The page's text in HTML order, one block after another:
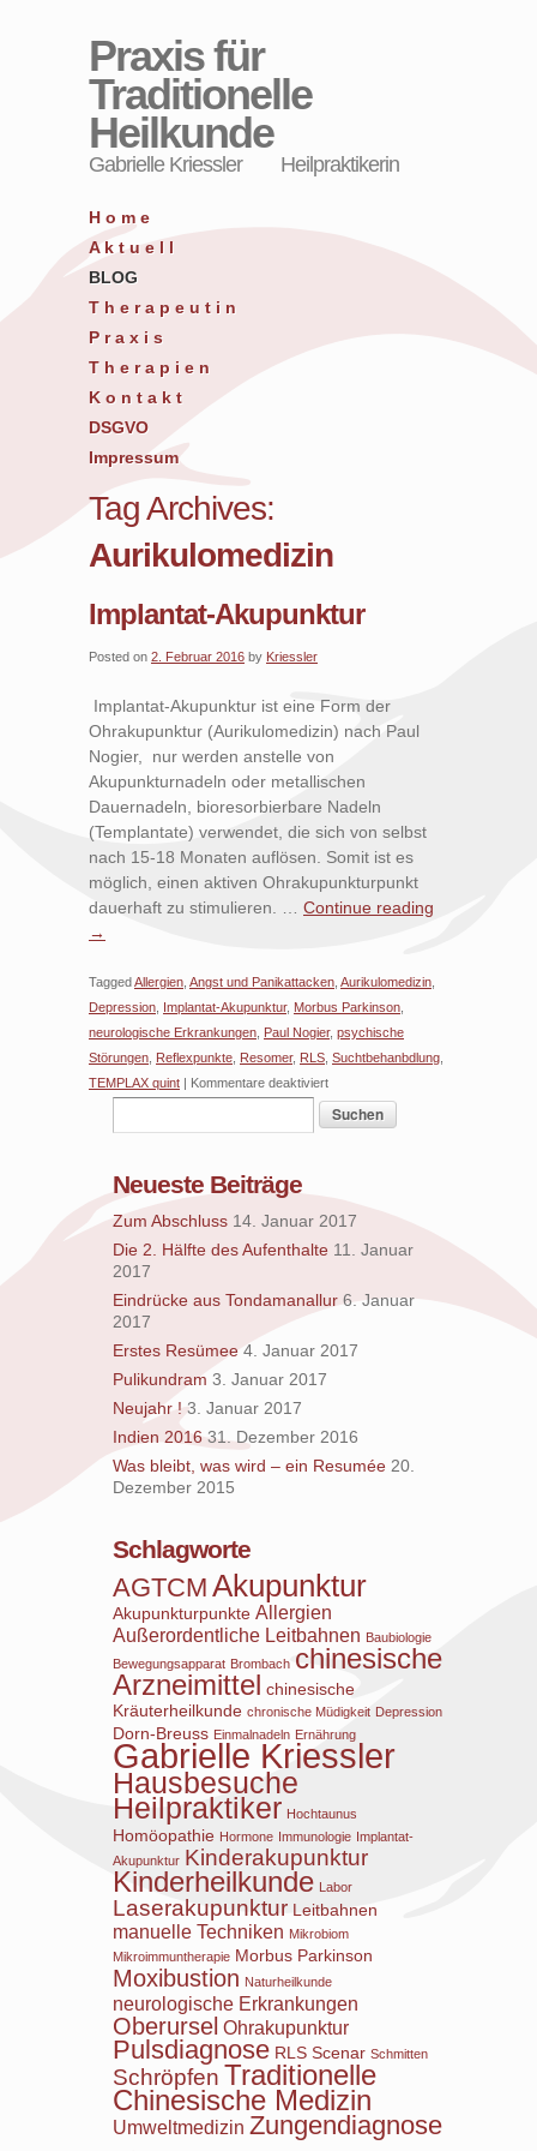
Praxis für
Traditionelle
Heilkunde
Gabrielle Kriessler Heilpraktikerin
H o m e
A k t u e l l
BLOG
T h e r a p e u t i n
P r a x i s
T h e r a p i e n
K o n t a k t
DSGVO
Impressum
Tag Archives:
Aurikulomedizin
Implantat-Akupunktur
Posted on 2. Februar 2016 by Kriessler
Implantat-Akupunktur ist eine Form der
Ohrakupunktur (Aurikulomedizin) nach Paul
Nogier, nur werden anstelle von
Akupunkturnadeln oder metallischen
Dauernadeln, bioresorbierbare Nadeln
(Templantate) verwendet, die sich von selbst
nach 15-18 Monaten auflösen. Somit ist es
möglich, einen aktiven Ohrakupunkturpunkt
dauerhaft zu stimulieren. … Continue reading
→
TaggedAllergien Angst und Panikattacken Aurikulomedizin
Depression Implantat-Akupunktur, Morbus Parkinson
neurologische Erkrankungen Paul Nogier, psychische
Störungen Reflexpunkte Resomer, RLS Suchtbehanbdlung
TEMPLAX quint | Kommentare deaktiviertfür
Implantat-
Akupunktur
Neueste Beiträge
Zum Abschluss 14. Januar 2017
Die 2. Hälfte des Aufenthalte 11. Januar
2017
Eindrücke aus Tondamanallur 6. Januar
2017
Erstes Resümee 4. Januar 2017
Pulikundram 3. Januar 2017
Neujahr ! 3. Januar 2017
Indien 2016 31. Dezember 2016
Was bleibt, was wird – ein Resumée 20.
Dezember 2015
Schlagworte
AGTCM Akupunktur
Akupunkturpunkte Allergien
Außerordentliche Leitbahnen Baubiologie
Bewegungsapparat Brombach chinesische
Arzneimittel chinesische
Kräuterheilkunde chronische Müdigkeit Depression
Dorn-Breuss Einmalnadeln Ernährung
Gabrielle Kriessler
Hausbesuche
Heilpraktiker Hochtaunus
Homöopathie Hormone Immunologie Implantat-
Akupunktur Kinderakupunktur
Kinderheilkunde Labor
Laserakupunktur Leitbahnen
manuelle Techniken Mikrobiom
Mikroimmuntherapie Morbus Parkinson
Moxibustion Naturheilkunde
neurologische Erkrankungen
Oberursel Ohrakupunktur
Pulsdiagnose RLS Scenar Schmitten
Schröpfen Traditionelle
Chinesische Medizin
Umweltmedizin Zungendiagnose